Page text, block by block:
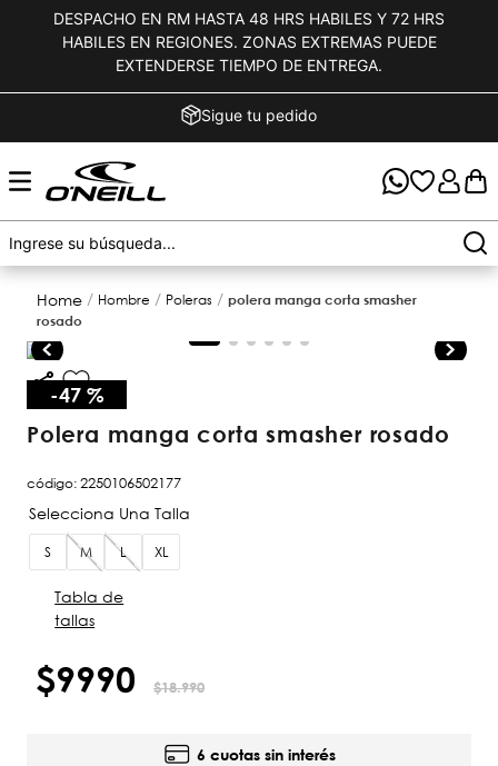
DESPACHO EN RM HASTA 48 HRS HABILES Y 72 HRS
HABILES EN REGIONES. ZONAS EXTREMAS PUEDE
EXTENDERSE TIEMPO DE ENTREGA.
Sigue tu pedido
hombre poleras
polera manga corta smasher
rosado
-47 %
polera manga corta smasher rosado
código:2250106502177
S M L XL
Tabla de
tallas
$9990 $18.990
6 cuotas sin interés